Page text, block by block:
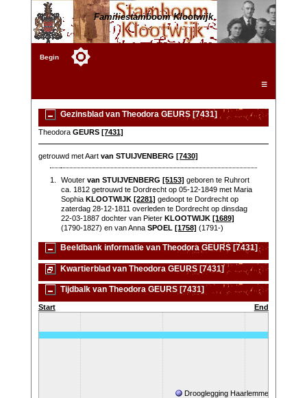
Familiestamboom Klootwijk
Begin
☰
Gezinsblad van Theodora GEURS [7431]
Theodora GEURS [7431]
getrouwd met Aart van STUIJVENBERG [7430]
1. Woutervan STUIJVENBERG [5153] geboren te Ruhrort
ca. 1812 getrouwd te Dordrecht op 05-12-1849 met Maria
SophiaKLOOTWIJK [2281] gedoopt te Dordrecht op
zaterdag 28-12-1811 overleden te Dordrecht op dinsdag
22-03-1887 dochter van PieterKLOOTWIJK [1689]
(1790-1827) en van AnnaSPOEL [1758] (1791-)
Beeldbank informatie van Theodora GEURS [7431]
Kwartierblad van Theodora GEURS [7431]
Tijdbalk van Theodora GEURS [7431]
Start End
Drooglegging Haarlemmermeer